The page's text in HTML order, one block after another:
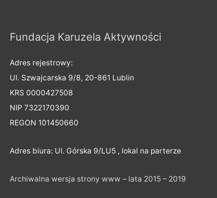
Fundacja Karuzela Aktywności
Adres rejestrowy:
Ul. Szwajcarska 9/8, 20-861 Lublin
KRS 0000427508
NIP 7322170390
REGON 101450660
Adres biura: Ul. Górska 9/LU5 , lokal na parterze
Archiwalna wersja strony www – lata 2015 – 2019